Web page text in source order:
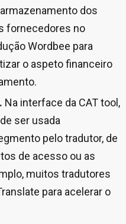
dos
fornecedores no
Wordbee para
o aspeto financeiro
Na interface da CAT tool,
ser usada
pelo tradutor, de
de acesso ou as
muitos tradutores
para acelerar o